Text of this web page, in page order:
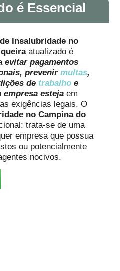
é Essencial
Insalubridade no
atualizado é
evitar pagamentos
prevenir multas,
de trabalhoe
empresa esteja em
exigências legais. O
no Campina do
trata-se de uma
empresa que possua
ou potencialmente
nocivos.